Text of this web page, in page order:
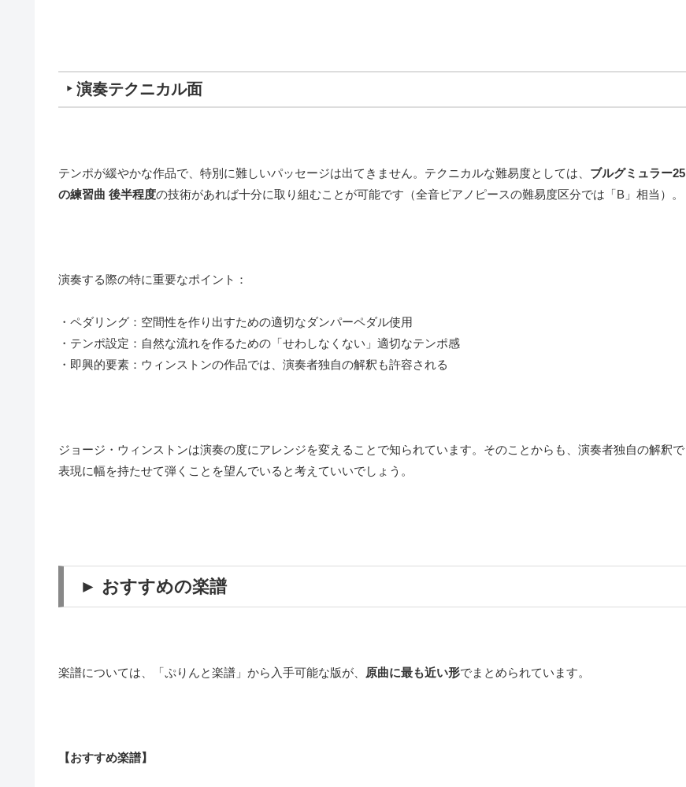
‣ 演奏テクニカル面
テンポが緩やかな作品で、特別に難しいパッセージは出てきません。テクニカルな難易度としては、 ブルグミュラー25
の練習曲 後半程度の技術があれば十分に取り組むことが可能です（全音ピアノピースの難易度区分では「B」相当）。
演奏する際の特に重要なポイント：
・ペダリング：空間性を作り出すための適切なダンパーペダル使用
・テンポ設定：自然な流れを作るための「せわしなくない」適切なテンポ感
・即興的要素：ウィンストンの作品では、演奏者独自の解釈も許容される
ジョージ・ウィンストンは演奏の度にアレンジを変えることで知られています。そのことからも、演奏者独自の解釈で
表現に幅を持たせて弾くことを望んでいると考えていいでしょう。
► おすすめの楽譜
楽譜については、「ぷりんと楽譜」から入手可能な版が、 原曲に最も近い形でまとめられています。
【おすすめ楽譜】